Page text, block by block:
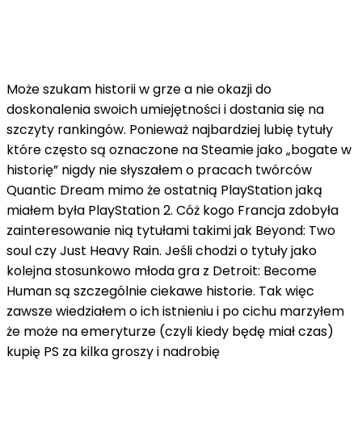
Może szukam historii w grze a nie okazji do
doskonalenia swoich umiejętności i dostania się na
szczyty rankingów. Ponieważ najbardziej lubię tytuły
które często są oznaczone na Steamie jako „bogate w
historię” nigdy nie słyszałem o pracach twórców
Quantic Dream mimo że ostatnią PlayStation jaką
miałem była PlayStation 2. Cóż kogo Francja zdobyła
zainteresowanie nią tytułami takimi jak Beyond: Two
soul czy Just Heavy Rain. Jeśli chodzi o tytuły jako
kolejna stosunkowo młoda gra z Detroit: Become
Human są szczególnie ciekawe historie. Tak więc
zawsze wiedziałem o ich istnieniu i po cichu marzyłem
że może na emeryturze (czyli kiedy będę miał czas)
kupię PS za kilka groszy i nadrobię